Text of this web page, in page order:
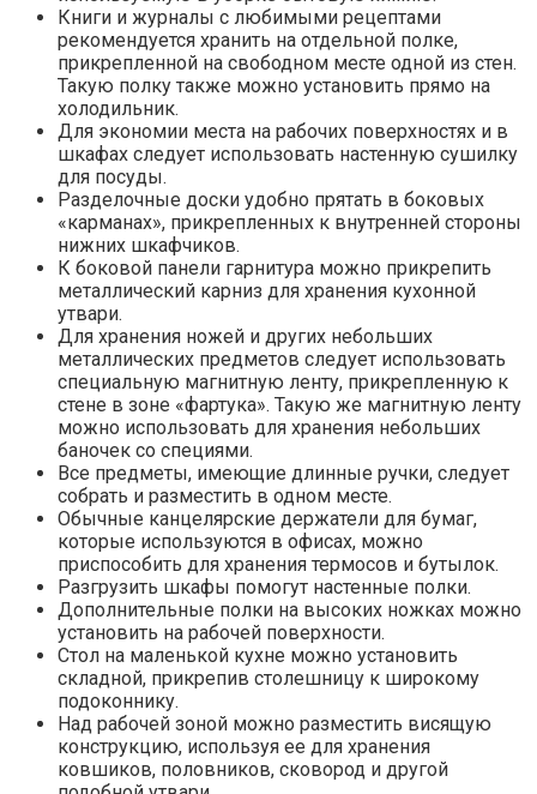
Книги и журналы с любимыми рецептами
рекомендуется хранить на отдельной полке,
прикрепленной на свободном месте одной из стен.
Такую полку также можно установить прямо на
холодильник.
Для экономии места на рабочих поверхностях и в
шкафах следует использовать настенную сушилку
для посуды.
Разделочные доски удобно прятать в боковых
«карманах», прикрепленных к внутренней стороны
нижних шкафчиков.
К боковой панели гарнитура можно прикрепить
металлический карниз для хранения кухонной
утвари.
Для хранения ножей и других небольших
металлических предметов следует использовать
специальную магнитную ленту, прикрепленную к
стене в зоне «фартука». Такую же магнитную ленту
можно использовать для хранения небольших
баночек со специями.
Все предметы, имеющие длинные ручки, следует
собрать и разместить в одном месте.
Обычные канцелярские держатели для бумаг,
которые используются в офисах, можно
приспособить для хранения термосов и бутылок.
Разгрузить шкафы помогут настенные полки.
Дополнительные полки на высоких ножках можно
установить на рабочей поверхности.
Стол на маленькой кухне можно установить
складной, прикрепив столешницу к широкому
подоконнику.
Над рабочей зоной можно разместить висящую
конструкцию, используя ее для хранения
ковшиков, половников, сковород и другой